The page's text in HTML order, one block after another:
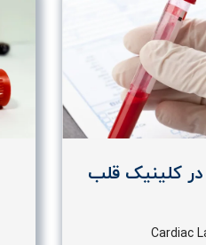
کلینیک قلب
Cardiac